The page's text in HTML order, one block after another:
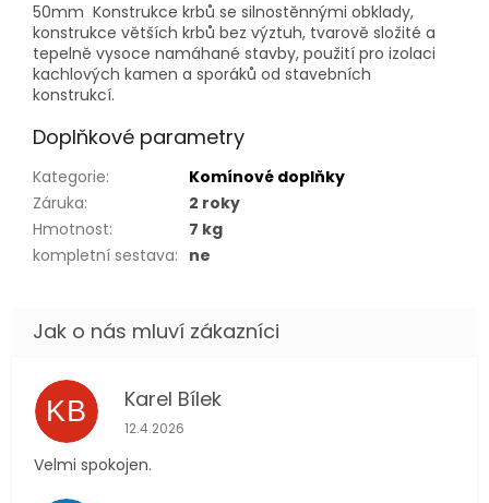
50mm Konstrukce krbů se silnostěnnými obklady,
konstrukce větších krbů bez výztuh, tvarově složité a
tepelně vysoce namáhané stavby, použití pro izolaci
kachlových kamen a sporáků od stavebních
konstrukcí.
Doplňkové parametry
Kategorie:
Komínové doplňky
Záruka:
2 roky
Hmotnost:
7 kg
kompletní sestava: ne
KB Karel Bílek
Hodnocení obchodu je 5 z 5 hvězdiček.
12.4.2026
Velmi spokojen.